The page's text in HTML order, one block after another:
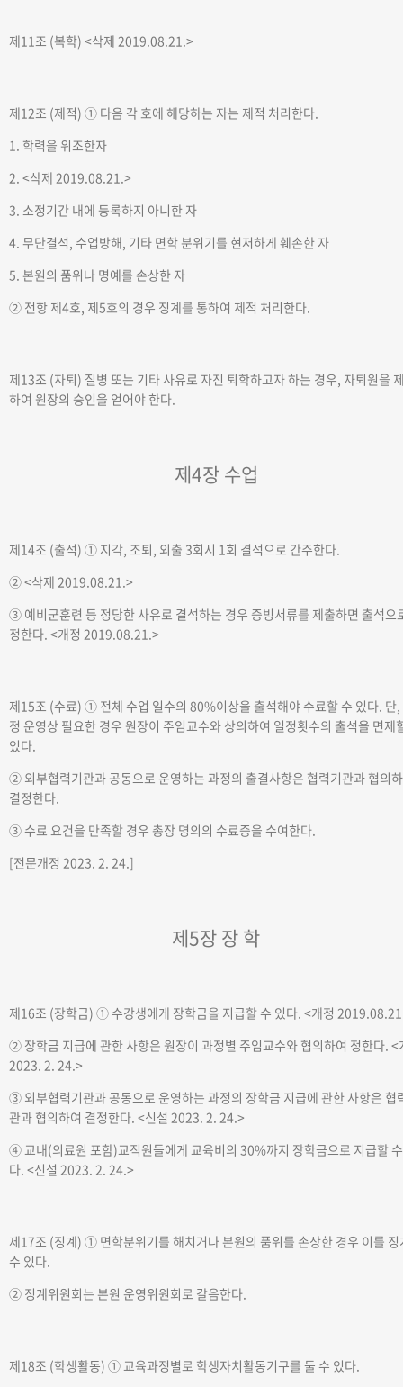
제11조 (복학) <삭제 2019.08.21.>
제12조 (제적) ① 다음 각 호에 해당하는 자는 제적 처리한다.
1. 학력을 위조한자
2. <삭제 2019.08.21.>
3. 소정기간 내에 등록하지 아니한 자
4. 무단결석, 수업방해, 기타 면학 분위기를 현저하게 훼손한 자
5. 본원의 품위나 명예를 손상한 자
② 전항 제4호, 제5호의 경우 징계를 통하여 제적 처리한다.
제13조 (자퇴) 질병 또는 기타 사유로 자진 퇴학하고자 하는 경우, 자퇴원을
하여 원장의 승인을 얻어야 한다.
제4장 수업
제14조 (출석) ① 지각, 조퇴, 외출 3회시 1회 결석으로 간주한다.
②<삭제 2019.08.21.>
③ 예비군훈련 등 정당한 사유로 결석하는 경우 증빙서류를 제출하면 출석으
정한다. <개정 2019.08.21.>
제15조 (수료) ① 전체 수업 일수의 80%이상을 출석해야 수료할 수 있다. 단,
정 운영상 필요한 경우 원장이 주임교수와 상의하여 일정횟수의 출석을 면제
있다.
② 외부협력기관과 공동으로 운영하는 과정의 출결사항은 협력기관과 협의
결정한다.
③ 수료 요건을 만족할 경우 총장 명의의 수료증을 수여한다.
[전문개정 2023. 2. 24.]
제5장 장 학
제16조 (장학금) ① 수강생에게 장학금을 지급할 수 있다. <개정
② 장학금 지급에 관한 사항은 원장이 과정별 주임교수와 협의하여 정한다. <
2023. 2. 24.>
③ 외부협력기관과 공동으로 운영하는 과정의 장학금 지급에 관한 사항은 협
관과 협의하여 결정한다. <신설 2023. 2. 24.>
④ 교내(의료원 포함)교직원들에게 교육비의 30%까지 장학금으로 지급할
다. <신설 2023. 2. 24.>
제17조 (징계) ① 면학분위기를 해치거나 본원의 품위를 손상한 경우 이를 징
수 있다.
② 징계위원회는 본원 운영위원회로 갈음한다.
제18조 (학생활동) ① 교육과정별로 학생자치활동기구를 둘 수 있다.